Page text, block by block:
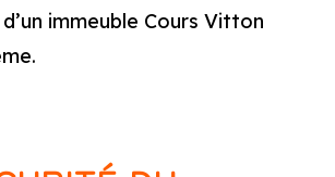
immeuble Cours Vitton